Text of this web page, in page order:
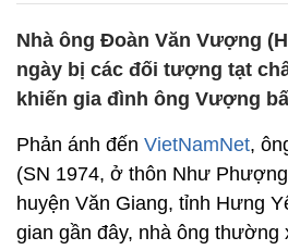
Nhà ông Đoàn Văn Vượng
ngày bị các đối tượng tạt
khiến gia đình ông Vượng
Phản ánh đến VietNamNet,
(SN 1974, ở thôn Như
huyện Văn Giang, tỉnh Hưng
gian gần đây, nhà ông thường